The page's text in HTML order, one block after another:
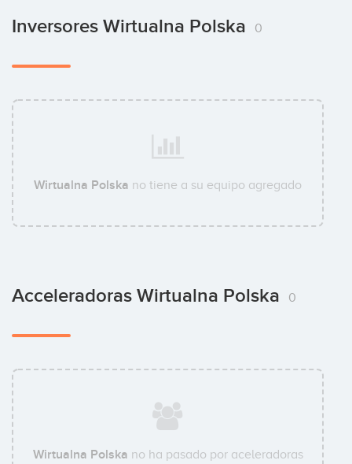
Inversores Wirtualna Polska 0
Wirtualna Polska no tiene a su equipo agregado
Acceleradoras Wirtualna Polska 0
Wirtualna Polska no ha pasado por aceleradoras